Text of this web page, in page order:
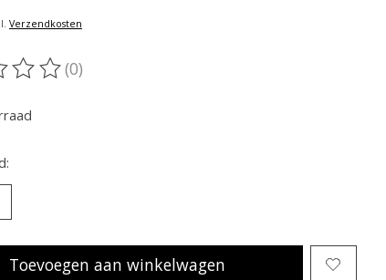
Verzendkosten
van dit product is
(0)
Toevoegen aan winkelwagen